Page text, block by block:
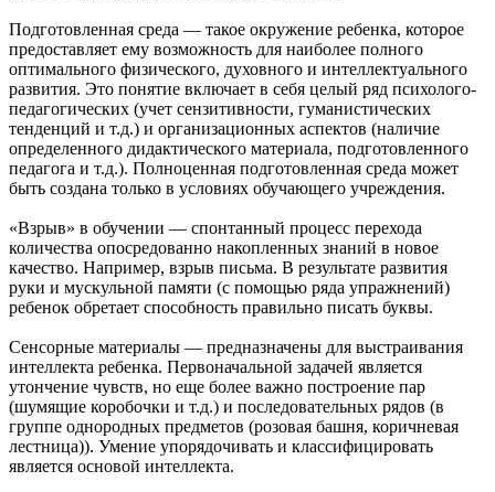
Подготовленная среда — такое окружение ребенка, которое
предоставляет ему возможность для наиболее полного
оптимального физического, духовного и интеллектуального
развития. Это понятие включает в себя целый ряд психолого-
педагогических (учет сензитивности, гуманистических
тенденций и т.д.) и организационных аспектов (наличие
определенного дидактического материала, подготовленного
педагога и т.д.). Полноценная подготовленная среда может
быть создана только в условиях обучающего учреждения.
«Взрыв» в обучении — спонтанный процесс перехода
количества опосредованно накопленных знаний в новое
качество. Например, взрыв письма. В результате развития
руки и мускульной памяти (с помощью ряда упражнений)
ребенок обретает способность правильно писать буквы.
Сенсорные материалы — предназначены для выстраивания
интеллекта ребенка. Первоначальной задачей является
утончение чувств, но еще более важно построение пар
(шумящие коробочки и т.д.) и последовательных рядов (в
группе однородных предметов (розовая башня, коричневая
лестница)). Умение упорядочивать и классифицировать
является основой интеллекта.